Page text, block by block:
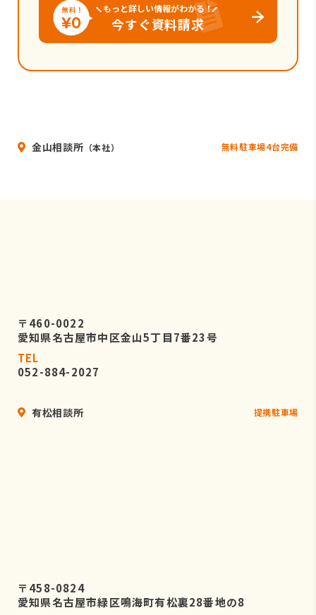
もっと詳しい情報がわかる！
今すぐ資料請求
金山相談所 （本社） 無料駐車場4台完備
〒460-0022
愛知県名古屋市中区金山5丁目7番23号
TEL
052-884-2027
有松相談所 提携駐車場
〒458-0824
愛知県名古屋市緑区鳴海町有松裏28番地の8